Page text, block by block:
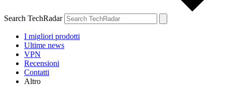
Search TechRadar
I migliori prodotti
Ultime news
VPN
Recensioni
Contatti
Altro